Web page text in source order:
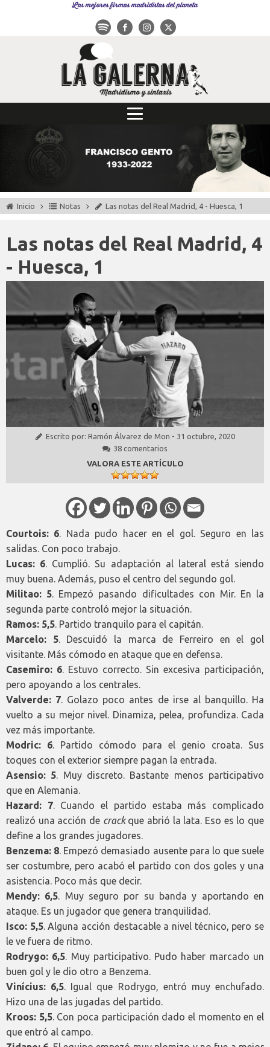
Las mejores firmas madridistas del planeta
Inicio Notas Las notas del Real Madrid, 4 - Huesca, 1
Las notas del Real Madrid, 4
- Huesca, 1
Escrito por: Ramón Álvarez de Mon - 31 octubre, 2020
38 comentarios
VALORA ESTE ARTÍCULO
Courtois: 6. Nada pudo hacer en el gol. Seguro en las
salidas. Con poco trabajo.
Lucas: 6. Cumplió. Su adaptación al lateral está siendo
muy buena. Además, puso el centro del segundo gol.
Militao: 5. Empezó pasando dificultades con Mir. En la
segunda parte controló mejor la situación.
Ramos: 5,5. Partido tranquilo para el capitán.
Marcelo: 5. Descuidó la marca de Ferreiro en el gol
visitante. Más cómodo en ataque que en defensa.
Casemiro: 6. Estuvo correcto. Sin excesiva participación,
pero apoyando a los centrales.
Valverde: 7. Golazo poco antes de irse al banquillo. Ha
vuelto a su mejor nivel. Dinamiza, pelea, profundiza. Cada
vez más importante.
Modric: 6. Partido cómodo para el genio croata. Sus
toques con el exterior siempre pagan la entrada.
Asensio: 5. Muy discreto. Bastante menos participativo
que en Alemania.
Hazard: 7. Cuando el partido estaba más complicado
realizó una acción de crackque abrió la lata. Eso es lo que
define a los grandes jugadores.
Benzema: 8. Empezó demasiado ausente para lo que suele
ser costumbre, pero acabó el partido con dos goles y una
asistencia. Poco más que decir.
Mendy: 6,5. Muy seguro por su banda y aportando en
ataque. Es un jugador que genera tranquilidad.
Isco: 5,5. Alguna acción destacable a nivel técnico, pero se
le ve fuera de ritmo.
Rodrygo: 6,5. Muy participativo. Pudo haber marcado un
buen gol y le dio otro a Benzema.
Vinícius: 6,5. Igual que Rodrygo, entró muy enchufado.
Hizo una de las jugadas del partido.
Kroos: 5,5. Con poca participación dado el momento en el
que entró al campo.